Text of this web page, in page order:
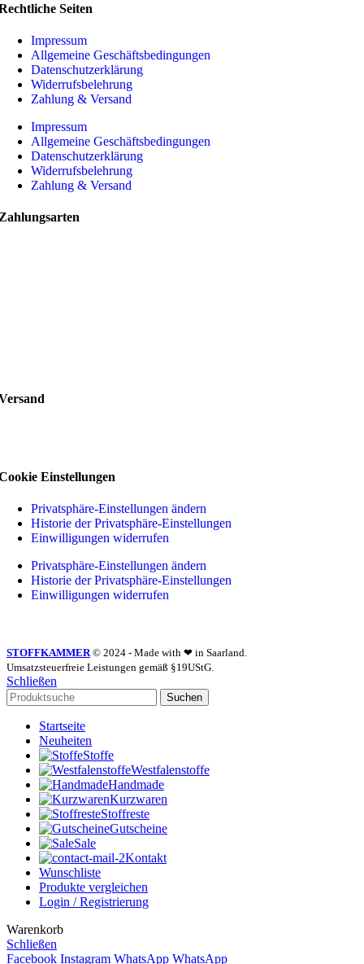
Seiten
Impressum
Allgemeine Geschäftsbedingungen
Datenschutzerklärung
Widerrufsbelehrung
Zahlung & Versand
Impressum
Allgemeine Geschäftsbedingungen
Datenschutzerklärung
Widerrufsbelehrung
Zahlung & Versand
Einstellungen
Privatsphäre-Einstellungen ändern
Historie der Privatsphäre-Einstellungen
Einwilligungen widerrufen
Privatsphäre-Einstellungen ändern
Historie der Privatsphäre-Einstellungen
Einwilligungen widerrufen
STOFFKAMMER© 2024 - Made with ❤ in Saarland.
Umsatzsteuerfreie Leistungen gemäß §19UStG.
Schließen
Suchen
Startseite
Neuheiten
Stoffe
Westfalenstoffe
Handmade
Kurzwaren
Stoffreste
Gutscheine
Sale
Kontakt
Wunschliste
Produkte vergleichen
Login / Registrierung
Warenkorb
Schließen
Facebook Instagram WhatsApp WhatsApp